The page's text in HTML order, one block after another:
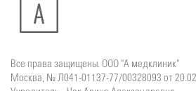
Все права защищены. ООО "А медклиник"
Москва, № Л041-01137-77/00328093 от